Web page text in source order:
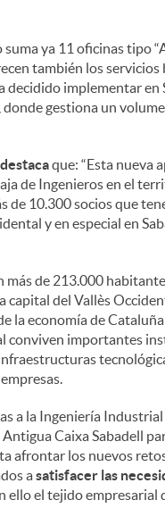
ya 11 oficinas tipo
también los servicios
implementar en
gestiona un
que: “Esta nueva
de Ingenieros en el
10.300 socios que
y en especial en
de 213.000
del Vallès
la economía de
conviven importantes
a la Ingeniería
Caixa Sabadell
afrontar los nuevos
asatisfacer las
ello el tejido empresarial